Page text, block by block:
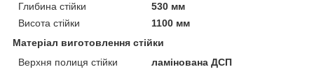
Глибина стійки
530 мм
Висота стійки
1100 мм
Матеріал виготовлення стійки
Верхня полиця стійки
ламінована ДСП